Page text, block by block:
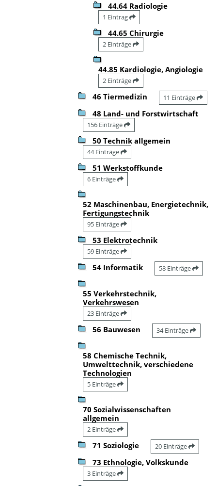
44.64 Radiologie
1 Eintrag
44.65 Chirurgie
2 Einträge
44.85 Kardiologie, Angiologie
2 Einträge
46 Tiermedizin 11 Einträge
48 Land- und Forstwirtschaft
156 Einträge
50 Technik allgemein
44 Einträge
51 Werkstoffkunde
6 Einträge
52 Maschinenbau, Energietechnik,
Fertigungstechnik
95 Einträge
53 Elektrotechnik
59 Einträge
54 Informatik 58 Einträge
55 Verkehrstechnik,
Verkehrswesen
23 Einträge
56 Bauwesen 34 Einträge
58 Chemische Technik,
Umwelttechnik, verschiedene
Technologien
5 Einträge
70 Sozialwissenschaften
allgemein
2 Einträge
71 Soziologie 20 Einträge
73 Ethnologie, Volkskunde
3 Einträge